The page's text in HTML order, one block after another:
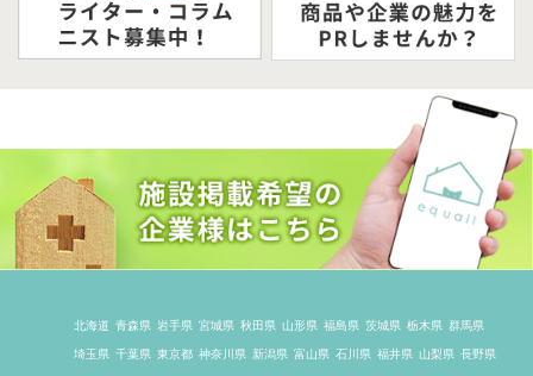
北海道 青森県 岩手県 宮城県 秋田県 山形県 福島県 茨城県 栃木県 群馬県
埼玉県 千葉県 東京都 神奈川県 新潟県 富山県 石川県 福井県 山梨県 長野県